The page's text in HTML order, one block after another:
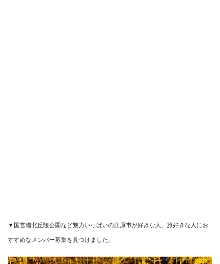
▼国営備北丘陵公園など魅力いっぱいの庄原市が好きな人、旅好きな人にお
すすめなメンバー募集を見つけました。